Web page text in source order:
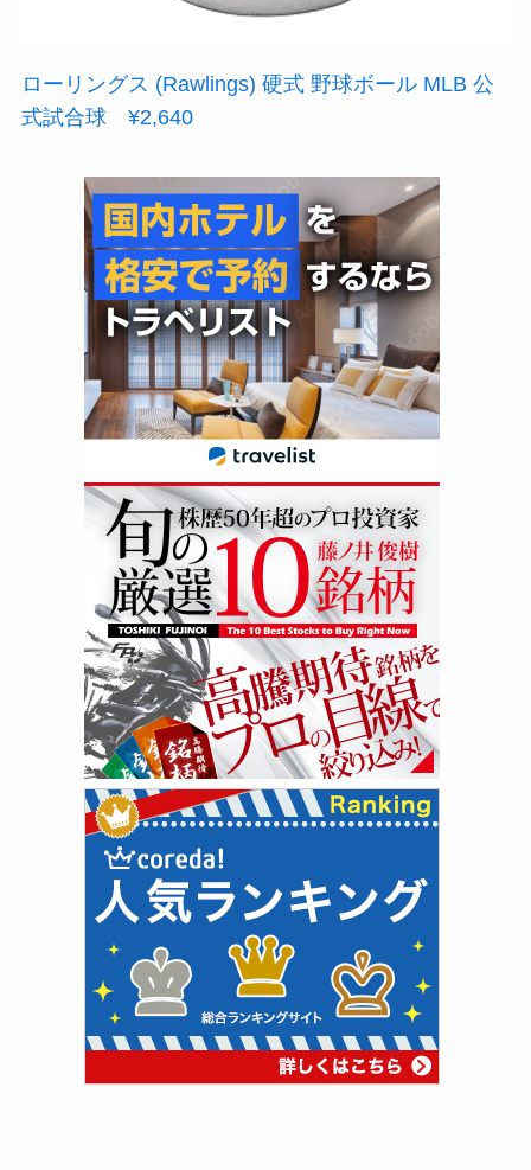
ローリングス (Rawlings) 硬式 野球ボール MLB 公
式試合球 ¥2,640